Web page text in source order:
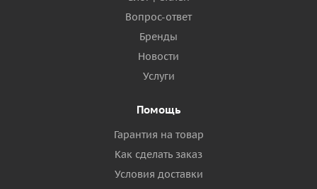
Вопрос-ответ
Бренды
Новости
Услуги
Помощь
Гарантия на товар
Как сделать заказ
Условия доставки